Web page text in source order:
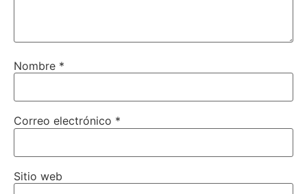
Nombre *
Correo electrónico *
Sitio web